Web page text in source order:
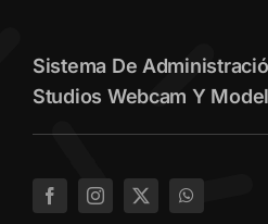
Sistema De
Studios Webcam Y